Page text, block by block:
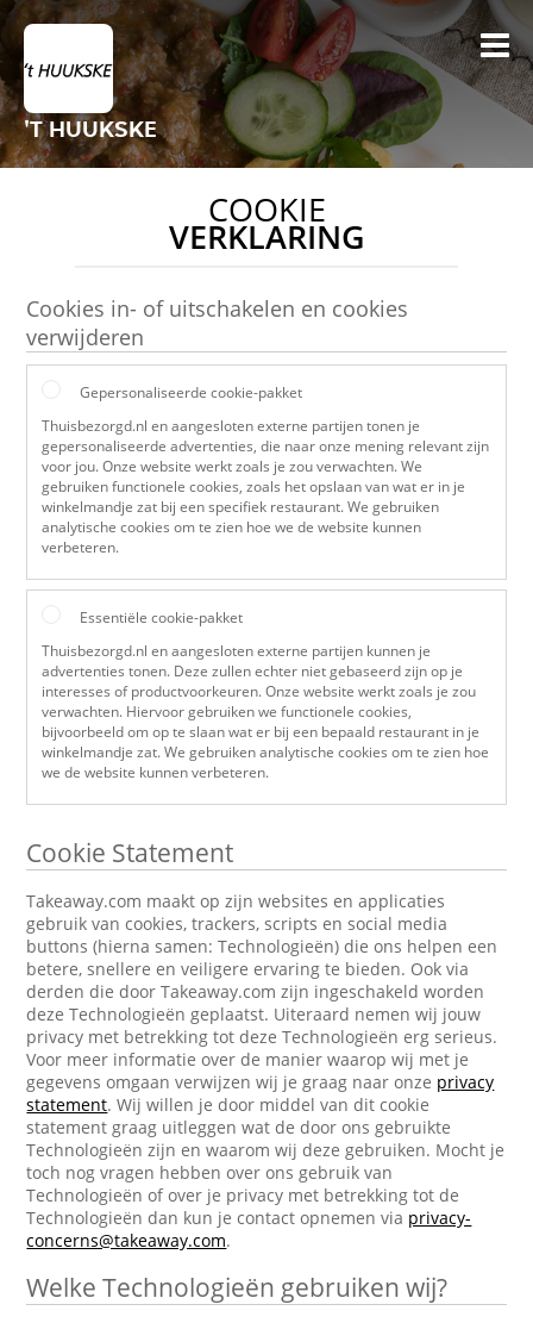
'T HUUKSKE
COOKIE
VERKLARING
Cookies in- of uitschakelen en cookies
verwijderen
Gepersonaliseerde cookie-pakket
Thuisbezorgd.nl en aangesloten externe partijen tonen je
gepersonaliseerde advertenties, die naar onze mening relevant zijn
voor jou. Onze website werkt zoals je zou verwachten. We
gebruiken functionele cookies, zoals het opslaan van wat er in je
winkelmandje zat bij een specifiek restaurant. We gebruiken
analytische cookies om te zien hoe we de website kunnen
verbeteren.
Essentiële cookie-pakket
Thuisbezorgd.nl en aangesloten externe partijen kunnen je
advertenties tonen. Deze zullen echter niet gebaseerd zijn op je
interesses of productvoorkeuren. Onze website werkt zoals je zou
verwachten. Hiervoor gebruiken we functionele cookies,
bijvoorbeeld om op te slaan wat er bij een bepaald restaurant in je
winkelmandje zat. We gebruiken analytische cookies om te zien hoe
we de website kunnen verbeteren.
Cookie Statement
Takeaway.com maakt op zijn websites en applicaties
gebruik van cookies, trackers, scripts en social media
buttons (hierna samen: Technologieën) die ons helpen een
betere, snellere en veiligere ervaring te bieden. Ook via
derden die door Takeaway.com zijn ingeschakeld worden
deze Technologieën geplaatst. Uiteraard nemen wij jouw
privacy met betrekking tot deze Technologieën erg serieus.
Voor meer informatie over de manier waarop wij met je
gegevens omgaan verwijzen wij je graag naar onze privacy
statement. Wij willen je door middel van dit cookie
statement graag uitleggen wat de door ons gebruikte
Technologieën zijn en waarom wij deze gebruiken. Mocht je
toch nog vragen hebben over ons gebruik van
Technologieën of over je privacy met betrekking tot de
Technologieën dan kun je contact opnemen via privacy-
concerns@takeaway.com.
Welke Technologieën gebruiken wij?